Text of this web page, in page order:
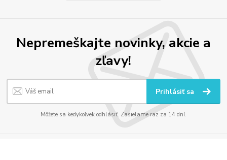
Nepremeškajte novinky, akcie a
zľavy!
Prihlásiť sa
Môžete sa kedykoľvek odhlásiť. Zasielame raz za 14 dní.